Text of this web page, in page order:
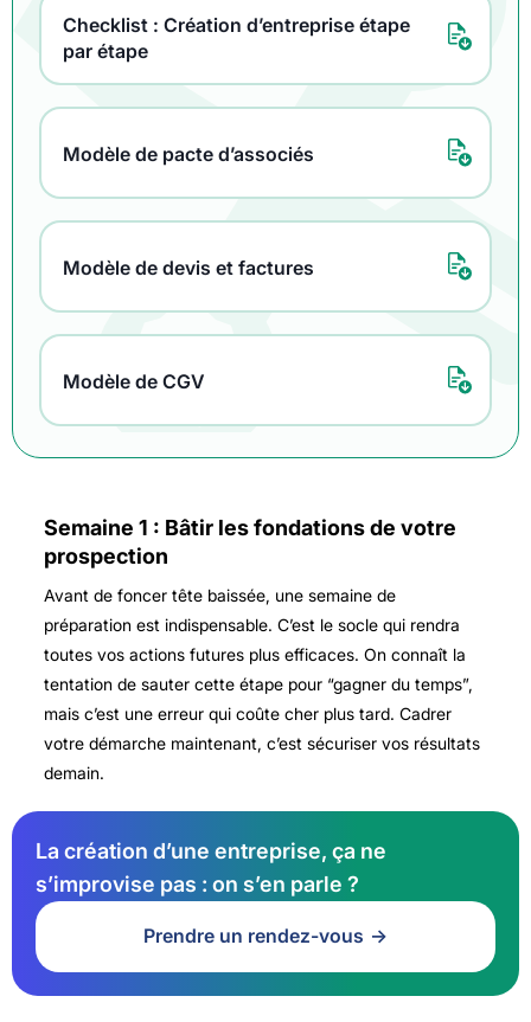
Checklist : Création d’entreprise étape
par étape
Modèle de pacte d’associés
Modèle de devis et factures
Modèle de CGV
Semaine 1 : Bâtir les fondations de votre
prospection
Avant de foncer tête baissée, une semaine de
préparation est indispensable. C’est le socle qui rendra
toutes vos actions futures plus efficaces. On connaît la
tentation de sauter cette étape pour “gagner du temps”,
mais c’est une erreur qui coûte cher plus tard. Cadrer
votre démarche maintenant, c’est sécuriser vos résultats
demain.
La création d’une entreprise, ça ne
s’improvise pas : on s’en parle ?
Prendre un rendez-vous